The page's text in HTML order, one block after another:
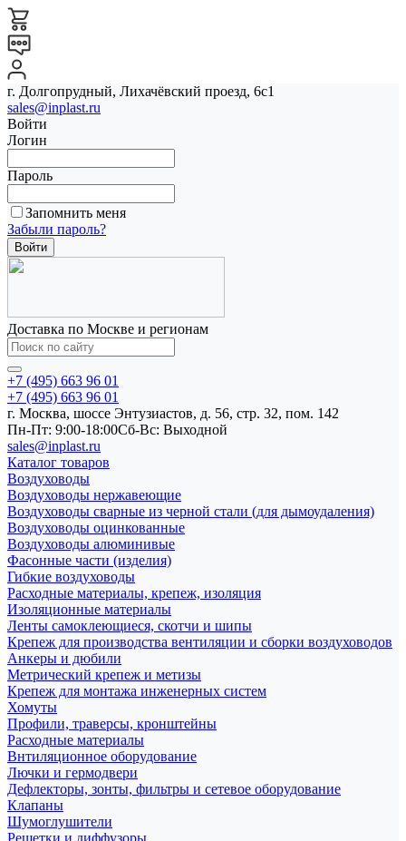
г. Долгопрудный, Лихачёвский проезд, 6с1
sales@inplast.ru
Войти
Логин
Пароль
Запомнить меня
Забыли пароль?
Доставка по Москве и регионам
+7 (495) 663 96 01
+7 (495) 663 96 01
г. Москва, шоссе Энтузиастов, д. 56, стр. 32, пом. 142
Пн-Пт: 9:00-18:00Cб-Вс: Выходной
sales@inplast.ru
Каталог товаров
Воздуховоды
Воздуховоды нержавеющие
Воздуховоды сварные из черной стали (для дымоудаления)
Воздуховоды оцинкованные
Воздуховоды алюминивые
Фасонные части (изделия)
Гибкие воздуховоды
Расходные материалы, крепеж, изоляция
Изоляционные материалы
Ленты самоклеющиеся, скотчи и шипы
Крепеж для производства вентиляции и сборки воздуховодов
Анкеры и дюбили
Метрический крепеж и метизы
Крепеж для монтажа инженерных систем
Хомуты
Профили, траверсы, кронштейны
Расходные материалы
Внтиляционное оборудование
Лючки и гермодвери
Дефлекторы, зонты, фильтры и сетевое оборудование
Клапаны
Шумоглушители
Решетки и диффузоры